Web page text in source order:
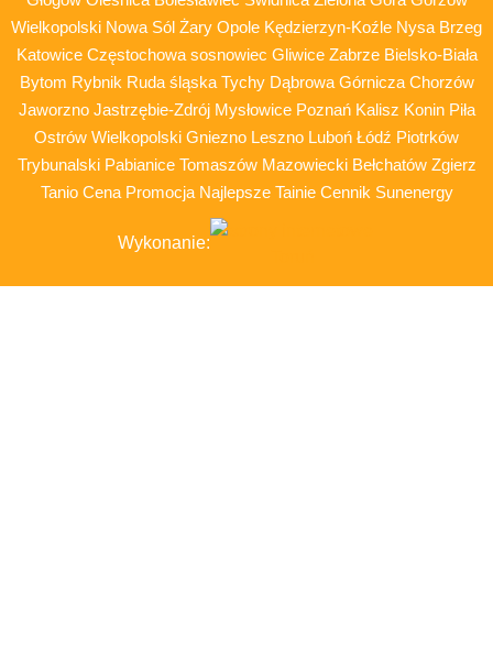
Wielkopolski Nowa Sól Żary Opole Kędzierzyn-Koźle Nysa Brzeg
Katowice Częstochowa sosnowiec Gliwice Zabrze Bielsko-Biała
Bytom Rybnik Ruda śląska Tychy Dąbrowa Górnicza Chorzów
Jaworzno Jastrzębie-Zdrój Mysłowice Poznań Kalisz Konin Piła
Ostrów Wielkopolski Gniezno Leszno Luboń Łódź Piotrków
Trybunalski Pabianice Tomaszów Mazowiecki Bełchatów Zgierz
Tanio Cena Promocja Najlepsze Tainie Cennik Sunenergy
Wykonanie: